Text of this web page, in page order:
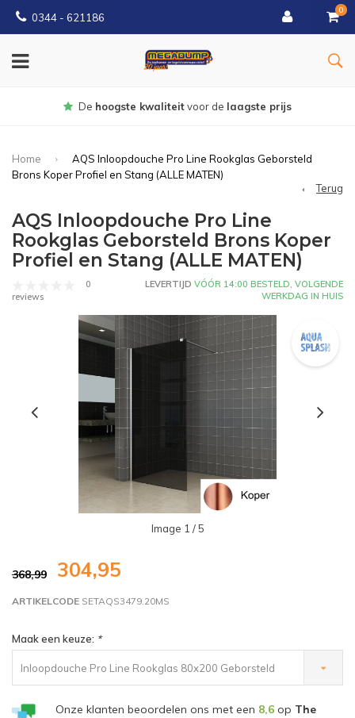
0344 - 621186
0
Gratisbezorgd vanaf € 150
Home
AQS Inloopdouche Pro Line Rookglas Geborsteld
Brons Koper Profiel en Stang (ALLE MATEN)
Terug
AQS Inloopdouche Pro Line
Rookglas Geborsteld Brons Koper
Profiel en Stang (ALLE MATEN)
0
reviews
LEVERTIJD VÓÓR 14:00 BESTELD, VOLGENDE
WERKDAG IN HUIS
Image 1 / 5
368,99 304,95
ARTIKELCODE SETAQS3479.20MS
Maak een keuze: *
Inloopdouche Pro Line Rookglas 80x200 Geborsteld
Messing Koper - €304,95
Onze klanten beoordelen ons met een 8,6op The